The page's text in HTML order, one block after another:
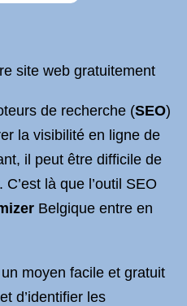
site web gratuitement
de recherche (SEO)
la visibilité en ligne de
il peut être difficile de
là que l’outil SEO
Belgique entre en
moyen facile et gratuit
d’identifier les